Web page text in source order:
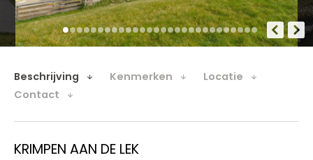
Beschrijving Kenmerken
Locatie
Contact
KRIMPEN AAN DE LEK